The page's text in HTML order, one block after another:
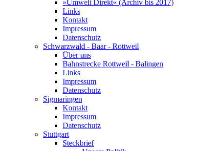
»Umwelt Direkt« (Archiv bis 2017)
Links
Kontakt
Impressum
Datenschutz
Schwarzwald - Baar - Rottweil
Über uns
Bahnstrecke Rottweil - Balingen
Links
Impressum
Datenschutz
Sigmaringen
Kontakt
Impressum
Datenschutz
Stuttgart
Steckbrief